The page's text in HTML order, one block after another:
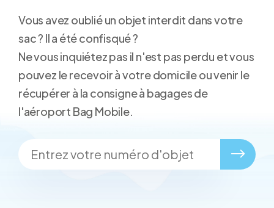
Vous avez oublié un objet interdit dans votre
sac ? Il a été confisqué ?
Ne vous inquiétez pas il n'est pas perdu et vous
pouvez le recevoir à votre domicile ou venir le
récupérer à la consigne à bagages de
l'aéroport Bag Mobile.